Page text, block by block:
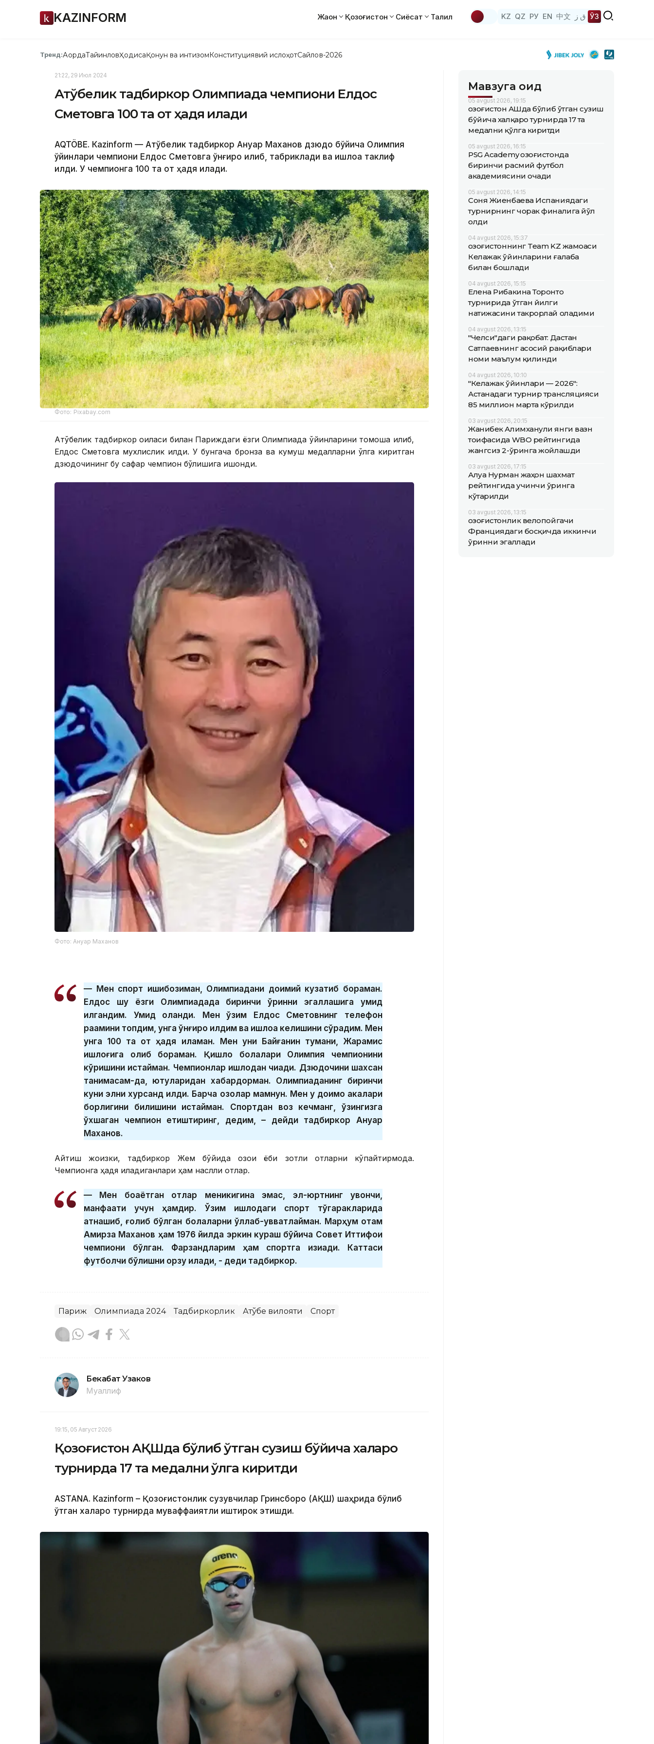
KAZINFORM Жаҳон Қозоғистон Сиёсат Таҳлил KZ QZ РУ EN 中文 ق ز ЎЗ
Тренд:АқордаТайинловҲодисаҚонун ва интизомКонституциявий ислоҳотСайлов-2026
21:22, 29 Июл 2024
Ақтўбелик тадбиркор Олимпиада чемпиони Елдос
Сметовга 100 та от ҳадя қилади
AQTÖBE. Кazinform — Ақтўбелик тадбиркор Ануар Маханов дзюдо бўйича Олимпия
ўйинлари чемпиони Елдос Сметовга қўнғироқ қилиб, табриклади ва қишлоққа таклиф
қилди. У чемпионга 100 та от ҳадя қилади.
Фото: Pixabay.com
Ақтўбелик тадбиркор оиласи билан Париждаги ёзги Олимпиада ўйинларини томоша қилиб,
Елдос Сметовга мухлислик қилди. У бунгача бронза ва кумуш медалларни қўлга киритган
дзюдочининг бу сафар чемпион бўлишига ишонди.
Фото: Ануар Маханов
— Мен спорт ишқибозиман, Олимпиадани доимий кузатиб бораман.
Елдос шу ёзги Олимпиадада биринчи ўринни эгаллашига умид
қилгандим. Умид оқланди. Мен ўзим Елдос Сметовнинг телефон
рақамини топдим, унга қўнғироқ қилдим ва қишлоққа келишини сўрадим. Мен
унга 100 та от ҳадя қиламан. Мен уни Байғанин тумани, Жарқамис
қишлоғига олиб бораман. Қишлоқ болалари Олимпия чемпионини
кўришини истайман. Чемпионлар қишлоқдан чиқади. Дзюдочини шахсан
танимасам-да, ютуқларидан хабардорман. Олимпиаданинг биринчи
куни элни хурсанд қилди. Барча қозоқлар мамнун. Мен у доимо акалари
борлигини билишини истайман. Спортдан воз кечманг, ўзингизга
ўхшаган чемпион етиштиринг, дедим, – дейди тадбиркор Ануар
Маханов.
Айтиш жоизки, тадбиркор Жем бўйида қозоқи ёби зотли отларни кўпайтирмоқда.
Чемпионга ҳадя қиладиганлари ҳам наслли отлар.
— Мен боқаётган отлар меникигина эмас, эл-юртнинг қувончи,
манфаати учун ҳамдир. Ўзим қишлоқдаги спорт тўгаракларида
қатнашиб, ғолиб бўлган болаларни қўллаб-қувватлайман. Марҳум отам
Ақмирза Маханов ҳам 1976 йилда эркин кураш бўйича Совет Иттифоқи
чемпиони бўлган. Фарзандларим ҳам спортга қизиқади. Каттаси
футболчи бўлишни орзу қилади, - деди тадбиркор.
Париж Олимпиада 2024 Тадбиркорлик Ақтўбе вилояти Спорт
Бекабат Узаков
Муаллиф
19:15, 05 Август 2026
Қозоғистон АҚШда бўлиб ўтган сузиш бўйича халқаро
турнирда 17 та медални қўлга киритди
ASTANА. Кazinform – Қозоғистонлик сузувчилар Гринсборо (АҚШ) шаҳрида бўлиб
ўтган халқаро турнирда муваффақиятли иштирок этишди.
Мавзуга оид
05 avgust 2026, 19:15
Қозоғистон АҚШда бўлиб ўтган сузиш
бўйича халқаро турнирда 17 та
медални қўлга киритди
05 avgust 2026, 16:15
PSG Academy Қозоғистонда
биринчи расмий футбол
академиясини очади
05 avgust 2026, 14:15
Соня Жиенбаева Испаниядаги
турнирнинг чорак финалига йўл
олди
04 avgust 2026, 15:37
Қозоғистоннинг Team KZ жамоаси
Келажак ўйинларини ғалаба
билан бошлади
04 avgust 2026, 15:15
Елена Рибакина Торонто
турнирида ўтган йилги
натижасини такрорлай оладими
04 avgust 2026, 13:15
"Челси"даги рақобат: Дастан
Сатпаевнинг асосий рақиблари
номи маълум қилинди
04 avgust 2026, 10:10
"Келажак ўйинлари — 2026":
Астанадаги турнир трансляцияси
85 миллион марта кўрилди
03 avgust 2026, 20:15
Жанибек Алимханули янги вазн
тоифасида WBO рейтингида
жангсиз 2-ўринга жойлашди
03 avgust 2026, 17:15
Алуа Нурман жаҳон шахмат
рейтингида учинчи ўринга
кўтарилди
03 avgust 2026, 13:15
Қозоғистонлик велопойгачи
Франциядаги босқичда иккинчи
ўринни эгаллади